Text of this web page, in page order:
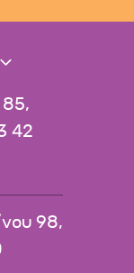
85,
42
98,